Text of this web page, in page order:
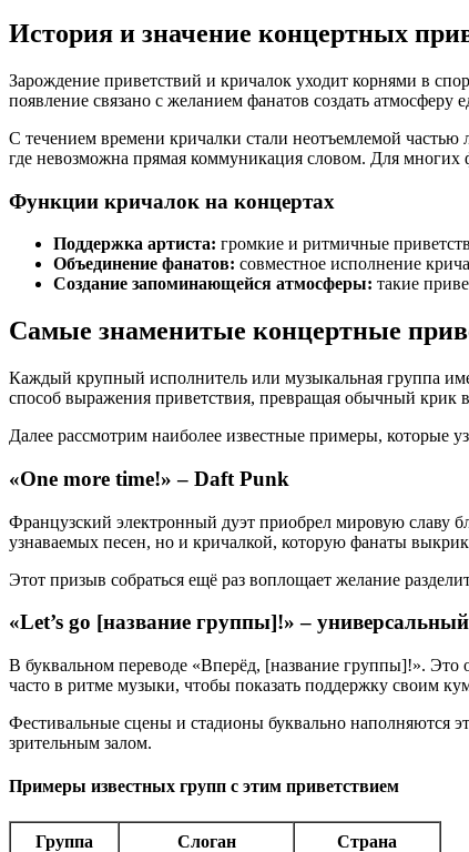
История и значение концертных
Зарождение приветствий и кричалок уходит корнями в
появление связано с желанием фанатов создать атмосферу
С течением времени кричалки стали неотъемлемой
где невозможна прямая коммуникация словом. Для
Функции кричалок на концертах
Поддержка артиста: громкие и ритмичные
Объединение фанатов: совместное исполнение
Создание запоминающейся атмосферы: такие
Самые знаменитые концертные
Каждый крупный исполнитель или музыкальная группа
способ выражения приветствия, превращая обычный крик
Далее рассмотрим наиболее известные примеры, которые
«One more time!» – Daft Punk
Французский электронный дуэт приобрел мировую славу
узнаваемых песен, но и кричалкой, которую фанаты
Этот призыв собраться ещё раз воплощает желание
«Let’s go [название группы]!» –
В буквальном переводе «Вперёд, [название группы]!».
часто в ритме музыки, чтобы показать поддержку своим
Фестивальные сцены и стадионы буквально наполняются
зрительным залом.
Примеры известных групп с этим приветствием
Группа Слоган Страна